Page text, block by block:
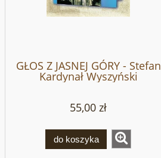
GŁOS Z JASNEJ GÓRY - Stefan
Kardynał Wyszyński
55,00 zł
do koszyka